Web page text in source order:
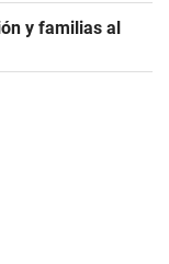
y familias al